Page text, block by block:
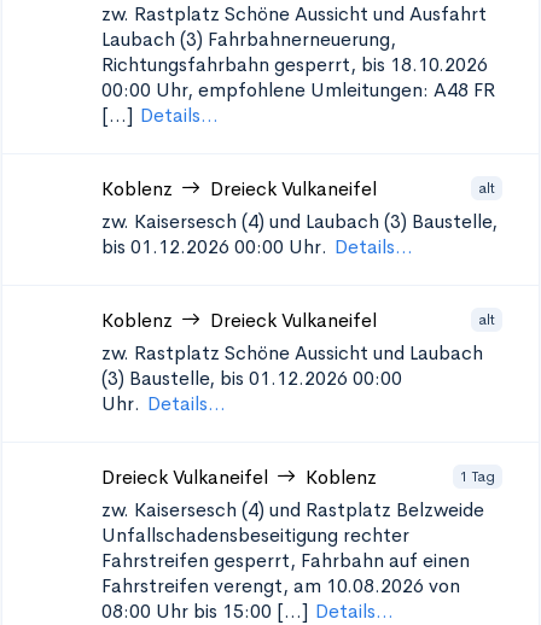
zw. Rastplatz Schöne Aussicht und Ausfahrt
Laubach (3) Fahrbahnerneuerung,
Richtungsfahrbahn gesperrt, bis 18.10.2026
00:00 Uhr, empfohlene Umleitungen: A48 FR
[...] Details...
Koblenz Dreieck Vulkaneifel alt
zw. Kaisersesch (4) und Laubach (3) Baustelle,
bis 01.12.2026 00:00 Uhr. Details...
Koblenz Dreieck Vulkaneifel alt
zw. Rastplatz Schöne Aussicht und Laubach
(3) Baustelle, bis 01.12.2026 00:00
Uhr. Details...
Dreieck Vulkaneifel Koblenz 1 Tag
zw. Kaisersesch (4) und Rastplatz Belzweide
Unfallschadensbeseitigung rechter
Fahrstreifen gesperrt, Fahrbahn auf einen
Fahrstreifen verengt, am 10.08.2026 von
08:00 Uhr bis 15:00 [...] Details...